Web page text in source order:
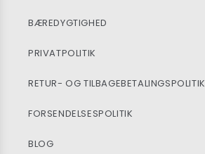
BÆREDYGTIGHED
PRIVATPOLITIK
RETUR- OG TILBAGEBETALINGSPOLITIK
FORSENDELSESPOLITIK
BLOG